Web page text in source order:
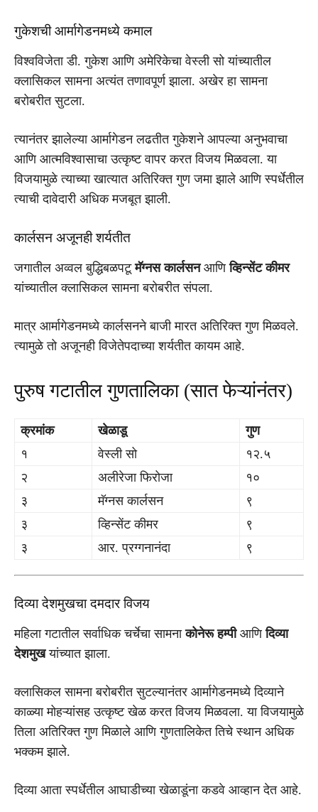
गुकेशची आर्मागेडनमध्ये कमाल
विश्वविजेता डी. गुकेश आणि अमेरिकेचा वेस्ली सो यांच्यातील
क्लासिकल सामना अत्यंत तणावपूर्ण झाला. अखेर हा सामना
बरोबरीत सुटला.
त्यानंतर झालेल्या आर्मागेडन लढतीत गुकेशने आपल्या अनुभवाचा
आणि आत्मविश्वासाचा उत्कृष्ट वापर करत विजय मिळवला. या
विजयामुळे त्याच्या खात्यात अतिरिक्त गुण जमा झाले आणि स्पर्धेतील
त्याची दावेदारी अधिक मजबूत झाली.
कार्लसन अजूनही शर्यतीत
जगातील अव्वल बुद्धिबळपटूमॅग्नस कार्लसनआणिव्हिन्सेंट कीमर
यांच्यातील क्लासिकल सामना बरोबरीत संपला.
मात्र आर्मागेडनमध्ये कार्लसनने बाजी मारत अतिरिक्त गुण मिळवले.
त्यामुळे तो अजूनही विजेतेपदाच्या शर्यतीत कायम आहे.
पुरुष गटातील गुणतालिका (सात फेऱ्यांनंतर)
क्रमांक खेळाडू
गुण
१
वेस्ली सो
१२.५
२
अलीरेजा फिरोजा
१०
३
मॅग्नस कार्लसन
९
३
व्हिन्सेंट कीमर
९
३
आर. प्रग्गनानंदा ९
दिव्या देशमुखचा दमदार विजय
महिला गटातील सर्वाधिक चर्चेचा सामनाकोनेरू हम्पीआणिदिव्या
देशमुखयांच्यात झाला.
क्लासिकल सामना बरोबरीत सुटल्यानंतर आर्मागेडनमध्ये दिव्याने
काळ्या मोहऱ्यांसह उत्कृष्ट खेळ करत विजय मिळवला. या विजयामुळे
तिला अतिरिक्त गुण मिळाले आणि गुणतालिकेत तिचे स्थान अधिक
भक्कम झाले.
दिव्या आता स्पर्धेतील आघाडीच्या खेळाडूंना कडवे आव्हान देत आहे.